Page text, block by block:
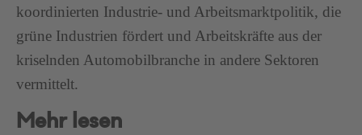
koordinierten Industrie- und Arbeitsmarktpolitik, die
grüne Industrien fördert und Arbeitskräfte aus der
kriselnden Automobilbranche in andere Sektoren
vermittelt.
Mehr lesen